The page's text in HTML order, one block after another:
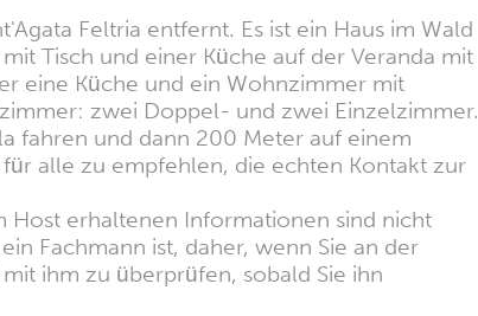
Feltria entfernt. Es ist ein Haus im Wald
Tisch und einer Küche auf der Veranda mit
eine Küche und ein Wohnzimmer mit
zwei Doppel- und zwei Einzelzimmer.
fahren und dann 200 Meter auf einem
alle zu empfehlen, die echten Kontakt zur
Host erhaltenen Informationen sind nicht
Fachmann ist, daher, wenn Sie an der
ihm zu überprüfen, sobald Sie ihn